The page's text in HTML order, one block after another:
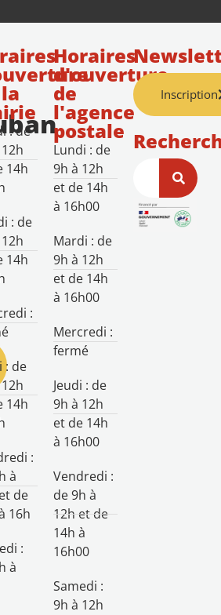
: de
14h
: de
14h
:
: de
14h
:
à
de
16h
:
à
Horaires
d'ouverture
de
l'agence
postale
Lundi : de
9h à 12h
et de 14h
à 16h00
Mardi : de
9h à 12h
et de 14h
à 16h00
Mercredi :
fermé
Jeudi : de
9h à 12h
et de 14h
à 16h00
Vendredi :
de 9h à
12h et de
14h à
16h00
Samedi :
9h à 12h
Inscription